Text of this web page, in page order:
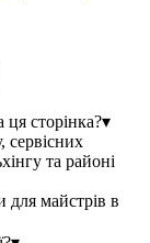
сторінка?▾
сервісних
та районі
для майстрів в